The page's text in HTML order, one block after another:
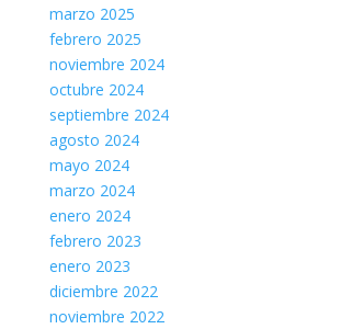
marzo 2025
febrero 2025
noviembre 2024
octubre 2024
septiembre 2024
agosto 2024
mayo 2024
marzo 2024
enero 2024
febrero 2023
enero 2023
diciembre 2022
noviembre 2022